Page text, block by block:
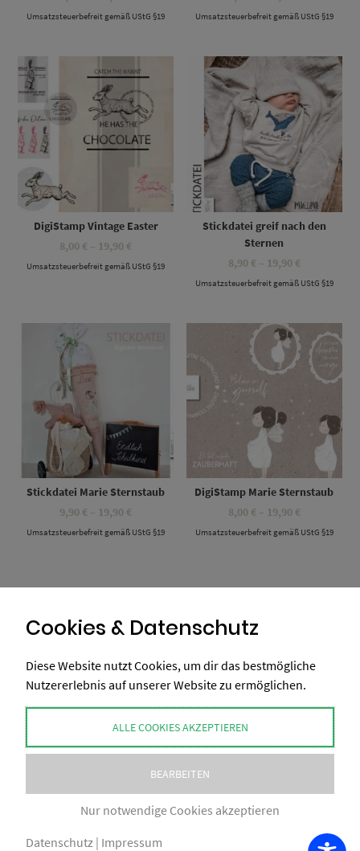
bis
Umsatzsteuerbefreit gemäß UStG §19 bis
Umsatzsteuerbefreit gemäß UStG §19
Dieses Produkt weist mehrere Varianten auf. Die Optionen können auf der Produktseite gewählt werden
DigiStamp Vintage Easter
8,00 € – 19,90 €
bis
Umsatzsteuerbefreit gemäß UStG §19
Dieses Produkt weist mehrere Varianten auf. Die Optionen können auf der Produktseite gewählt werden
Stickdatei greif nach den
Sternen
8,90 € – 19,90 €
bis
Umsatzsteuerbefreit gemäß UStG §19
Stickdatei Marie Sternstaub
9,90 € – 19,90 €
bis
Umsatzsteuerbefreit gemäß UStG §19
Dieses Produkt weist mehrere Varianten auf. Die Optionen können auf der Produktseite gewählt werden
DigiStamp Marie Sternstaub
8,00 € – 19,90 €
bis
Umsatzsteuerbefreit gemäß UStG §19
1 2 3
IMPRESSUM
AGB NUTZUNGSBEDINGUNGEN
DATENSCHUTZ
Cookies & Datenschutz
Diese Website nutzt Cookies, um dir das bestmögliche
Nutzererlebnis auf unserer Website zu ermöglichen.
ALLE COOKIES AKZEPTIEREN
BEARBEITEN
Nur notwendige Cookies akzeptieren
Datenschutz | Impressum